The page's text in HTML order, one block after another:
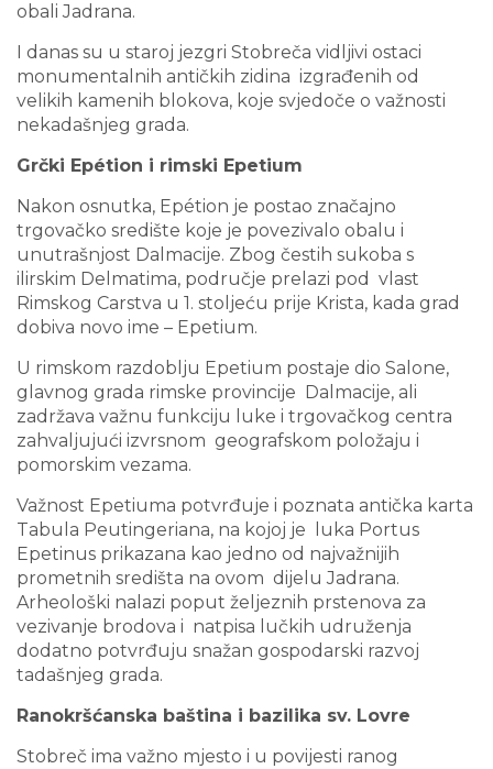
obali Jadrana.
I danas su u staroj jezgri Stobreča vidljivi ostaci
monumentalnih antičkih zidina izgrađenih od
velikih kamenih blokova, koje svjedoče o važnosti
nekadašnjeg grada.
Grčki Epétion i rimski Epetium
Nakon osnutka, Epétion je postao značajno
trgovačko središte koje je povezivalo obalu i
unutrašnjost Dalmacije. Zbog čestih sukoba s
ilirskim Delmatima, područje prelazi pod vlast
Rimskog Carstva u 1. stoljeću prije Krista, kada grad
dobiva novo ime – Epetium.
U rimskom razdoblju Epetium postaje dio Salone,
glavnog grada rimske provincije Dalmacije, ali
zadržava važnu funkciju luke i trgovačkog centra
zahvaljujući izvrsnom geografskom položaju i
pomorskim vezama.
Važnost Epetiuma potvrđuje i poznata antička karta
Tabula Peutingeriana, na kojoj je luka Portus
Epetinus prikazana kao jedno od najvažnijih
prometnih središta na ovom dijelu Jadrana.
Arheološki nalazi poput željeznih prstenova za
vezivanje brodova i natpisa lučkih udruženja
dodatno potvrđuju snažan gospodarski razvoj
tadašnjeg grada.
Ranokršćanska baština i bazilika sv. Lovre
Stobreč ima važno mjesto i u povijesti ranog